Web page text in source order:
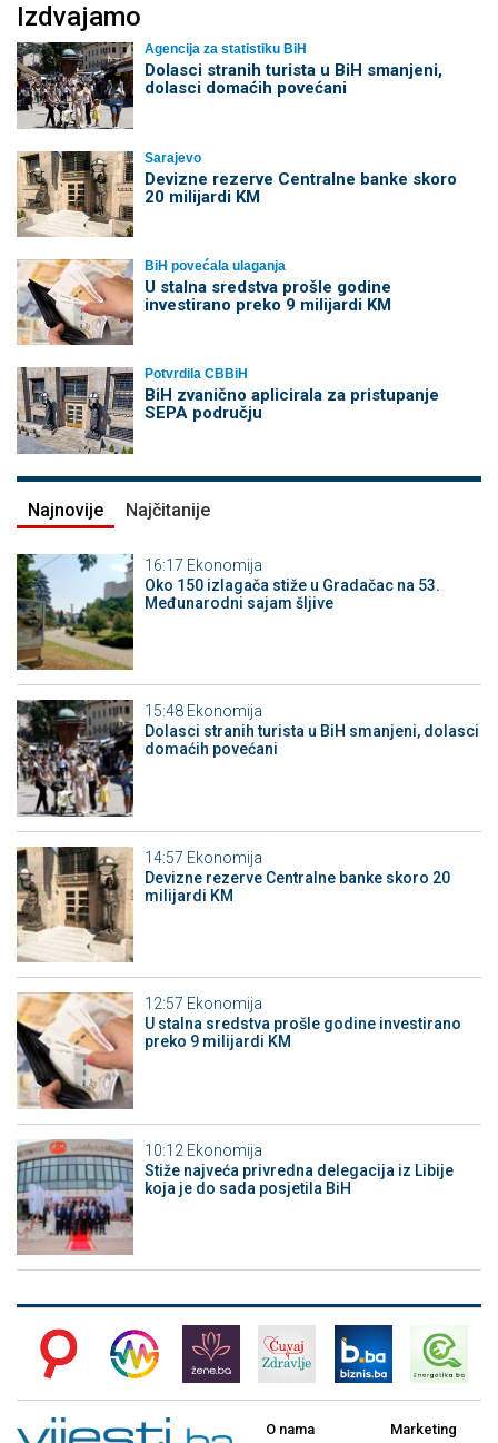
Izdvajamo
Agencija za statistiku BiH
Dolasci stranih turista u BiH smanjeni,
dolasci domaćih povećani
Sarajevo
Devizne rezerve Centralne banke skoro
20 milijardi KM
BiH povećala ulaganja
U stalna sredstva prošle godine
investirano preko 9 milijardi KM
Potvrdila CBBiH
BiH zvanično aplicirala za pristupanje
SEPA području
Najnovije Najčitanije
16:17 Ekonomija
Oko 150 izlagača stiže u Gradačac na 53.
Međunarodni sajam šljive
15:48 Ekonomija
Dolasci stranih turista u BiH smanjeni, dolasci
domaćih povećani
14:57 Ekonomija
Devizne rezerve Centralne banke skoro 20
milijardi KM
12:57 Ekonomija
U stalna sredstva prošle godine investirano
preko 9 milijardi KM
10:12 Ekonomija
Stiže najveća privredna delegacija iz Libije
koja je do sada posjetila BiH
O nama Marketing